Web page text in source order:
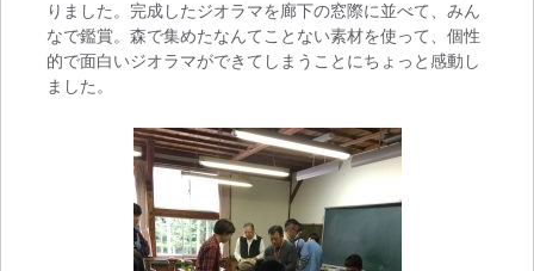
りました。完成したジオラマを廊下の窓際に並べて、みん
なで鑑賞。森で集めたなんてことない素材を使って、個性
的で面白いジオラマができてしまうことにちょっと感動し
ました。